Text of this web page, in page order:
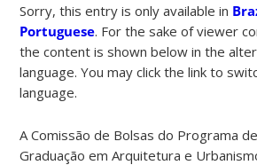
Sorry, this entry is only available in
Portuguese. For the sake of viewer
the content is shown below in the
language. You may click the link to
language.
A Comissão de Bolsas do Programa
Graduação em Arquitetura e